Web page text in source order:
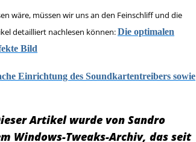
wäre, müssen wir uns an den Feinschliff und die
detailliert nachlesen können:Die optimalen
Bild
Einrichtung des Soundkartentreibers sowie
Artikel wurde von Sandro
Windows-Tweaks-Archiv, das seit